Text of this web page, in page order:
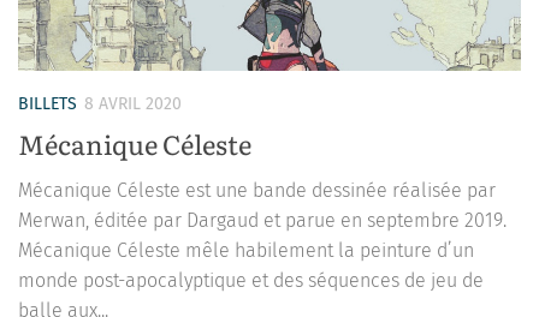
BILLETS 8 AVRIL 2020
Mécanique Céleste
Mécanique Céleste est une bande dessinée réalisée par
Merwan, éditée par Dargaud et parue en septembre 2019.
Mécanique Céleste mêle habilement la peinture d’un
monde post-apocalyptique et des séquences de jeu de
balle aux...